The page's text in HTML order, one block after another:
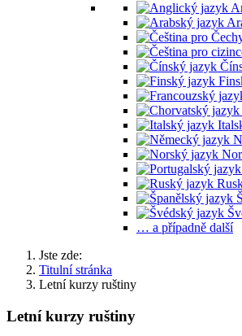
… a případně další
Jste zde:
Titulní stránka
Letní kurzy ruštiny
Letní kurzy ruštiny